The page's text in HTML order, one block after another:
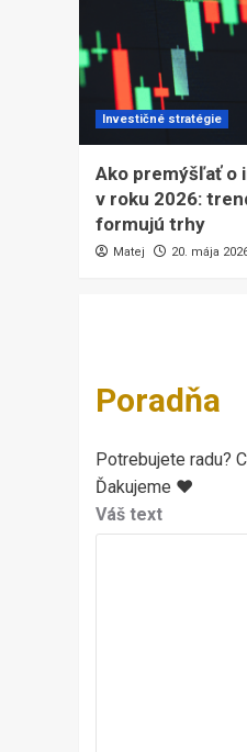
Investičné stratégie
Ako premýšľať o
v roku 2026:
formujú trhy
Matej 20. mája
Poradňa
Potrebujete radu?
Ďakujeme ♥
Váš text